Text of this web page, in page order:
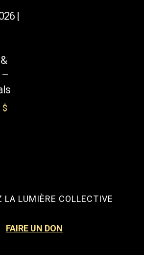
|
–
$Plage
LA LUMIÈRE COLLECTIVE
FAIRE UN DON